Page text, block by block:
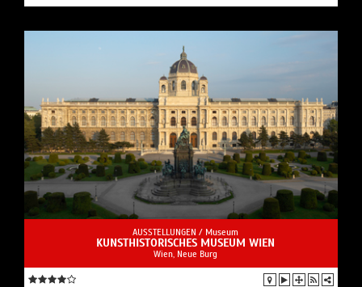
AUSSTELLUNGEN / Museum
KUNSTHISTORISCHES MUSEUM WIEN
Wien, Neue Burg